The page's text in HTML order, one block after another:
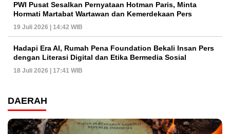
PWI Pusat Sesalkan Pernyataan Hotman Paris, Minta
Hormati Martabat Wartawan dan Kemerdekaan Pers
19 Juli 2026 | 14:42 WIB
Hadapi Era AI, Rumah Pena Foundation Bekali Insan Pers
dengan Literasi Digital dan Etika Bermedia Sosial
18 Juli 2026 | 17:41 WIB
DAERAH